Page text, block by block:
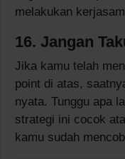
melakukan
16. Jangan
Jika kamu telah
point di atas,
nyata. Tunggu apa
strategi ini cocok
kamu sudah